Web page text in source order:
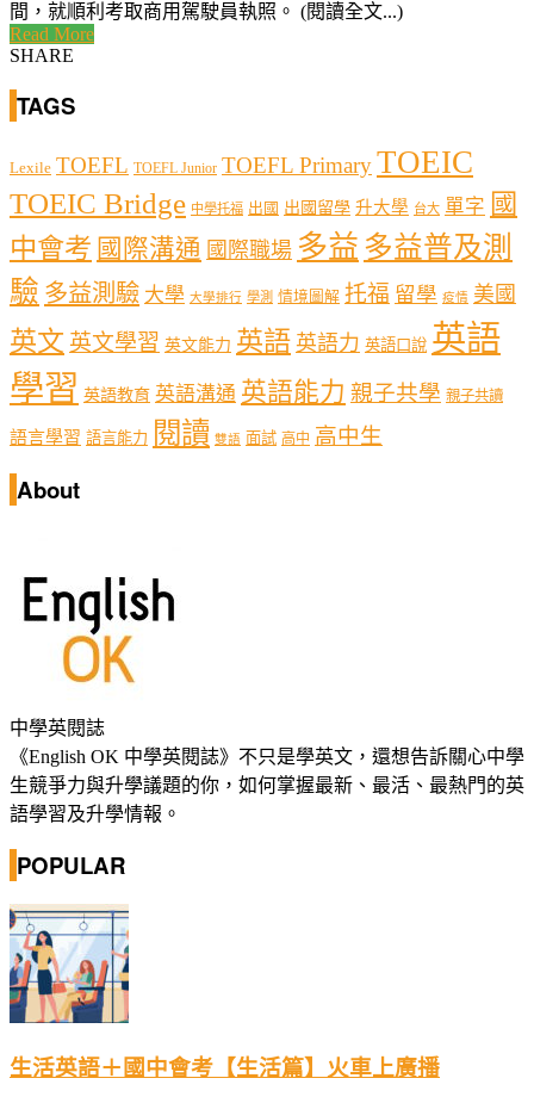
間，就順利考取商用駕駛員執照。 (閱讀全文...)
Read More
SHARE
TAGS
Lexile TOEFL TOEFL Junior TOEFL PrimaryTOEIC
TOEIC Bridge 中學托福 出國 出國留學 升大學 台大 單字 國
中會考 國際溝通 國際職場 多益 多益普及測
驗 多益測驗 大學 大學排行 學測 情境圖解 托福 留學 疫情 美國
英文 英文學習 英文能力 英語 英語力 英語口說 英語
學習 英語教育 英語溝通 英語能力 親子共學 親子共讀
語言學習 語言能力 閱讀 雙語 面試 高中 高中生
About
中學英閱誌
《English OK 中學英閱誌》不只是學英文，還想告訴關心中學
生競爭力與升學議題的你，如何掌握最新、最活、最熱門的英
語學習及升學情報。
POPULAR
生活英語＋國中會考【生活篇】火車上廣播